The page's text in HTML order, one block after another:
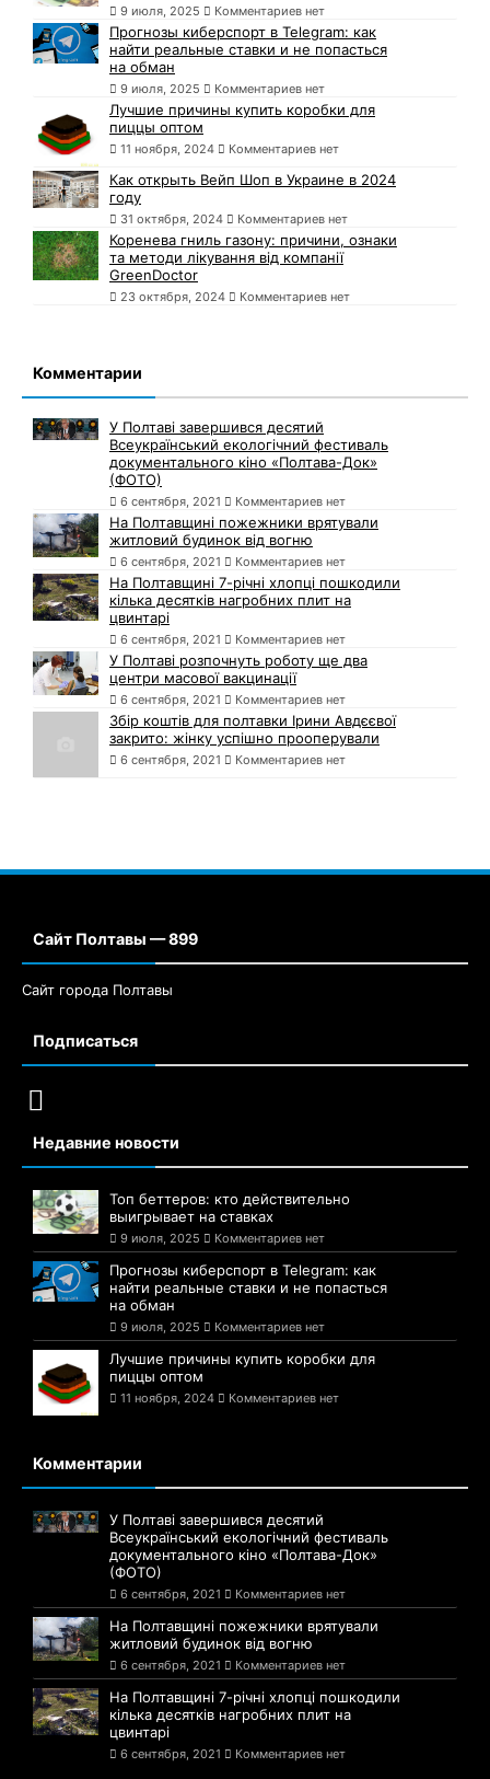
9 июля, 2025 Комментариев нет
Прогнозы киберспорт в Telegram: как
найти реальные ставки и не попасться
на обман
9 июля, 2025 Комментариев нет
Лучшие причины купить коробки для
пиццы оптом
11 ноября, 2024 Комментариев нет
Как открыть Вейп Шоп в Украине в 2024
году
31 октября, 2024 Комментариев нет
Коренева гниль газону: причини, ознаки
та методи лікування від компанії
GreenDoctor
23 октября, 2024 Комментариев нет
Комментарии
У Полтаві завершився десятий
Всеукраїнський екологічний фестиваль
документального кіно «Полтава-Док»
(ФОТО)
6 сентября, 2021 Комментариев нет
На Полтавщині пожежники врятували
житловий будинок від вогню
6 сентября, 2021 Комментариев нет
На Полтавщині 7-річні хлопці пошкодили
кілька десятків нагробних плит на
цвинтарі
6 сентября, 2021 Комментариев нет
У Полтаві розпочнуть роботу ще два
центри масової вакцинації
6 сентября, 2021 Комментариев нет
Збір коштів для полтавки Ірини Авдєєвої
закрито: жінку успішно прооперували
6 сентября, 2021 Комментариев нет
Сайт Полтавы — 899
Сайт города Полтавы
Подписаться
Недавние новости
Топ беттеров: кто действительно
выигрывает на ставках
9 июля, 2025 Комментариев нет
Прогнозы киберспорт в Telegram: как
найти реальные ставки и не попасться
на обман
9 июля, 2025 Комментариев нет
Лучшие причины купить коробки для
пиццы оптом
11 ноября, 2024 Комментариев нет
Комментарии
У Полтаві завершився десятий
Всеукраїнський екологічний фестиваль
документального кіно «Полтава-Док»
(ФОТО)
6 сентября, 2021 Комментариев нет
На Полтавщині пожежники врятували
житловий будинок від вогню
6 сентября, 2021 Комментариев нет
На Полтавщині 7-річні хлопці пошкодили
кілька десятків нагробних плит на
цвинтарі
6 сентября, 2021 Комментариев нет